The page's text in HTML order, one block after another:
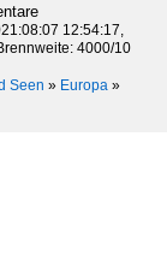
12:54:17,
4000/10
Seen » Europa »